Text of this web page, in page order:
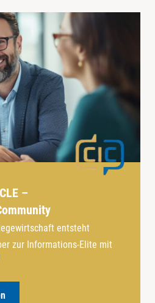
–
entsteht
zur Informations-Elite mit